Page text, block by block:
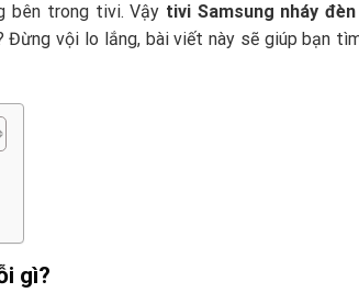
bên trong tivi. Vậy tivi Samsung nháy
Đừng vội lo lắng, bài viết này sẽ giúp bạn
gì?